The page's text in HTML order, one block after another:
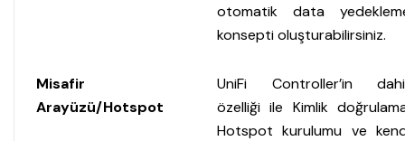
otomatik data
konsepti oluşturabilirsiniz.
Misafir
Arayüzü/Hotspot
UniFi Controller’in
özelliği ile Kimlik
Hotspot kurulumu ve